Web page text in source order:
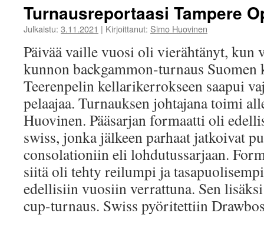
Turnausreportaasi Tampere
Julkaistu: 3.11.2021 | Kirjoittanut: Simo Huovinen
Päivää vaille vuosi oli vierähtänyt, kun
kunnon backgammon-turnaus Suomen
Teerenpelin kellarikerrokseen saapui
pelaajaa. Turnauksen johtajana toimi
Huovinen. Pääsarjan formaatti oli
swiss, jonka jälkeen parhaat jatkoivat
consolationiin eli lohdutussarjaan.
siitä oli tehty reilumpi ja
edellisiin vuosiin verrattuna. Sen
cup-turnaus. Swiss pyöritettiin